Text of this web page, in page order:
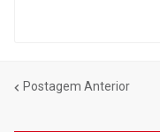
Postagem Anterior